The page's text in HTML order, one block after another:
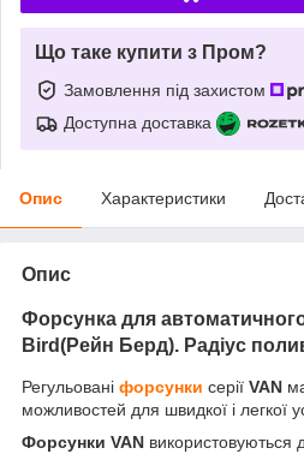
Що таке купити з Пром?
Замовлення під захистом
Доступна доставка
Опис Характеристики
Опис
Форсунка для
Bird(Рейн Берд). Радіус
Регульовані форсунки серії VAN
можливостей для швидкої і легкої
Форсунки VAN використовуються